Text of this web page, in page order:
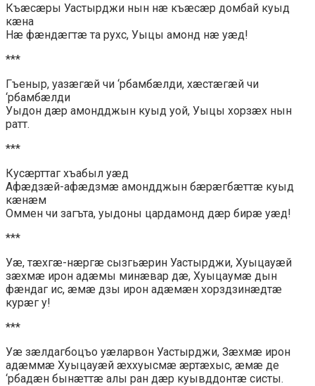
Къæсæры Уастырджи нын нæ къæсæр домбай куыд
кæна
Нæ фæндæгтæ та рухс, Уыцы амонд нæ уæд!
***
Гъеныр, уазæгæй чи ‘рбамбæлди, хæстæгæй чи
‘рбамбæлди
Уыдон дæр амондджын куыд уой, Уыцы хорзæх нын
ратт.
***
Кусæрттаг хъабыл уæд
Афæдзæй-афæдзмæ амондджын бæрæгбæттæ куыд
кæнæм
Оммен чи загъта, уыдоны цардамонд дæр бирæ уæд!
***
Уæ, тæхгæ-нæргæ сызгьæрин Уастырджи, Хуыцауæй
зæхмæ ирон адæмы минæвар дæ, Хуыцаумæ дын
фæндаг ис, æмæ дзы ирон адæмæн хорздзинæдтæ
курæг у!
***
Уæ зæлдагбоцъо уæларвон Уастырджи, Зæхмæ ирон
адæммæ Хуыцауæй æххуысмæ æртæхыс, æмæ де
‘рбадæн бынæттæ алы ран дæр куывддонтæ систы.